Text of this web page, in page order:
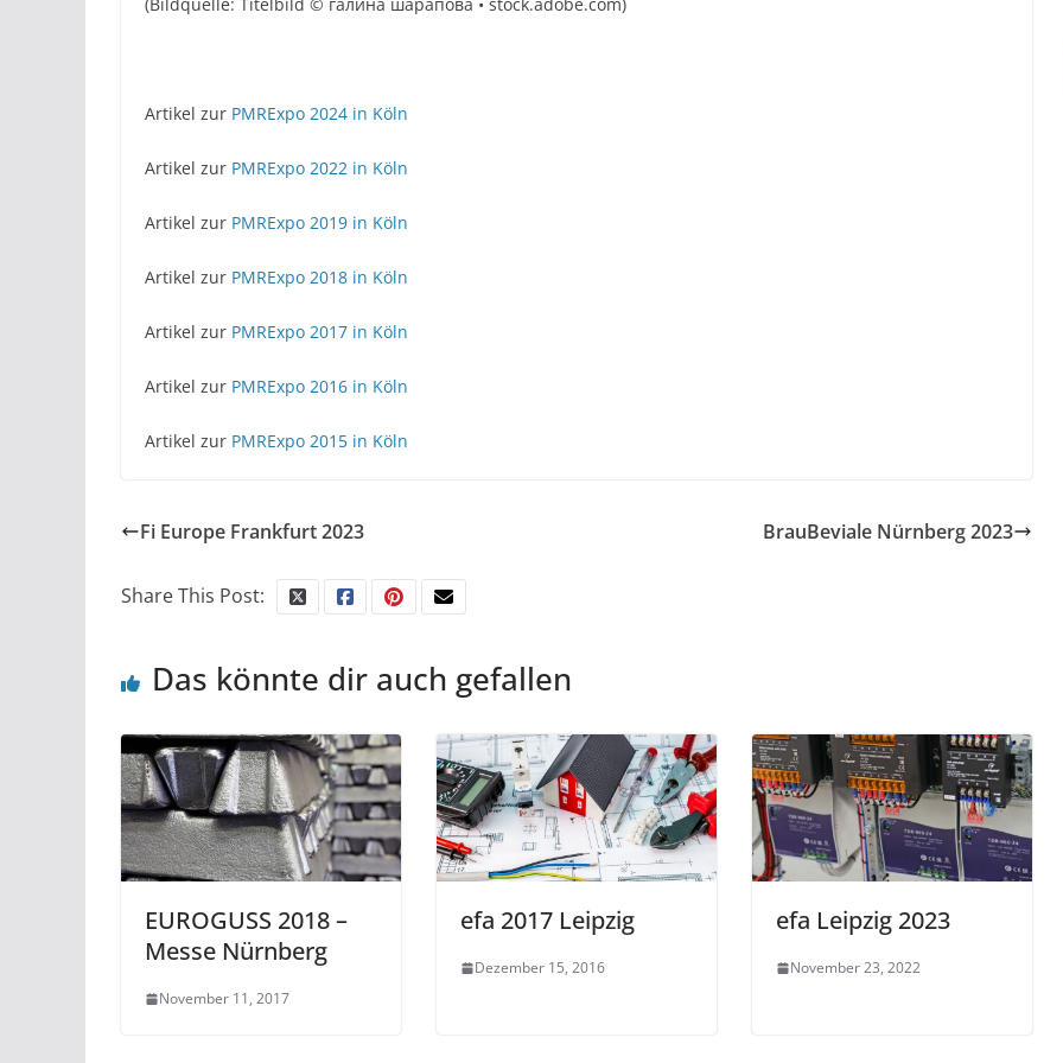
Artikel zur PMRExpo 2024 in Köln
Artikel zur PMRExpo 2022 in Köln
Artikel zur PMRExpo 2019 in Köln
Artikel zur PMRExpo 2018 in Köln
Artikel zur PMRExpo 2017 in Köln
Artikel zur PMRExpo 2016 in Köln
Artikel zur PMRExpo 2015 in Köln
Fi Europe Frankfurt 2023 BrauBeviale Nürnberg 2023
Share This Post:
Das könnte dir auch gefallen
EUROGUSS 2018 –
Messe Nürnberg
November 11, 2017
efa 2017 Leipzig
Dezember 15, 2016
efa Leipzig 2023
November 23, 2022